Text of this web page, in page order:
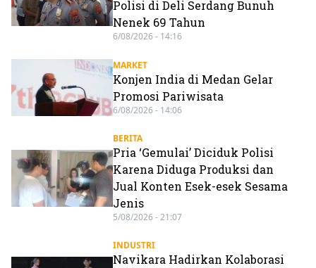
Polisi di Deli Serdang Bunuh
Nenek 69 Tahun
6/08/2026 - 14:16
MARKET
Konjen India di Medan Gelar
Promosi Pariwisata
6/08/2026 - 14:06
BERITA
Pria ‘Gemulai’ Diciduk Polisi
Karena Diduga Produksi dan
Jual Konten Esek-esek Sesama
Jenis
5/08/2026 - 21:07
INDUSTRI
Navikara Hadirkan Kolaborasi